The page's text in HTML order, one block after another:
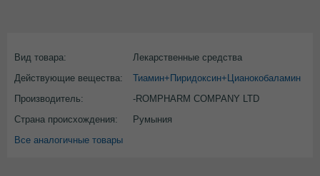
Вид товара:
Лекарственные средства
Действующие вещества:
Тиамин+Пиридоксин+Цианокобаламин
Производитель:
-ROMPHARM COMPANY LTD
Страна происхождения:
Румыния
Все аналогичные товары